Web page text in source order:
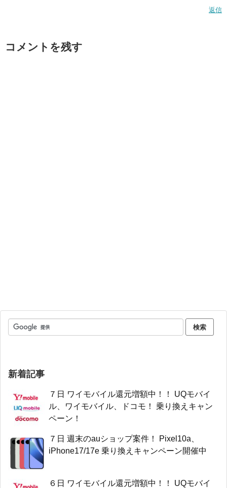
返信
コメントを残す
新着記事
７日 ワイモバイル還元増額中！！ UQモバイ
ル、ワイモバイル、ドコモ！ 乗り換えキャン
ペーン！
７日 週末のauショップ案件！ Pixel10a、
iPhone17/17e 乗り換えキャンペーン開催中
６日 ワイモバイル還元増額中！！ UQモバイ